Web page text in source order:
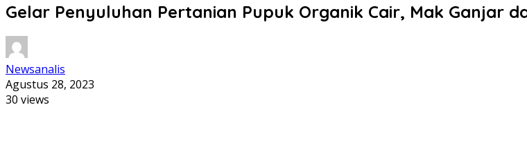
Gelar Penyuluhan Pertanian Pupuk Organik Cair, Mak Ganjar
Newsanalis
Agustus 28, 2023
30 views